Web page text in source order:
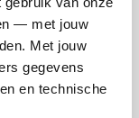
— met jouw
Met jouw
gegevens
en technische